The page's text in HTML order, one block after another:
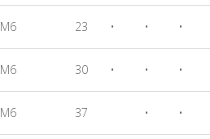
M6 23 • • •
M6 30 • • •
M6 37 • •